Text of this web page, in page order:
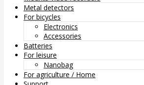
Metal detectors
For bicycles
Electronics
Accessories
Batteries
For leisure
Nanobag
For agriculture / Home